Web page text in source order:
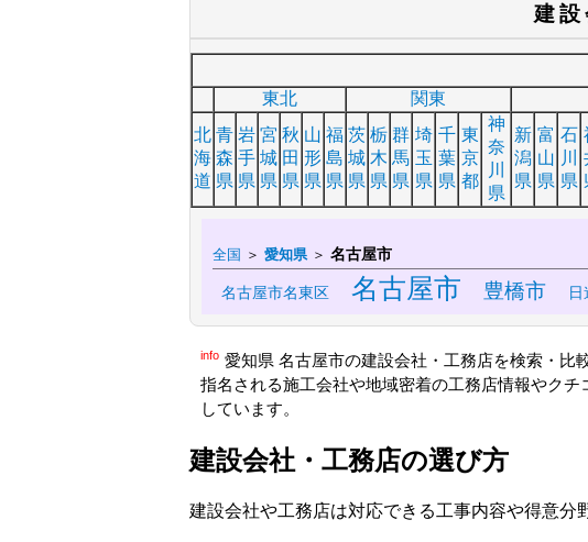
建
東北 関東
北
海
道
青
森
県
岩
手
県
宮
城
県
秋
田
県
山
形
県
福
島
県
茨
城
県
栃
木
県
群
馬
県
埼
玉
県
千
葉
県
東
京
都
神
奈
川
県
新
潟
県
富
山
県
石
川
県
全国 ＞ 愛知県 ＞ 名古屋市
名古屋市名東区 名古屋市 豊橋市 日
info 愛知県 名古屋市の建設会社・工務店を検索・比
指名される施工会社や地域密着の工務店情報やク
しています。
建設会社・工務店の選び方
建設会社や工務店は対応できる工事内容や得意分